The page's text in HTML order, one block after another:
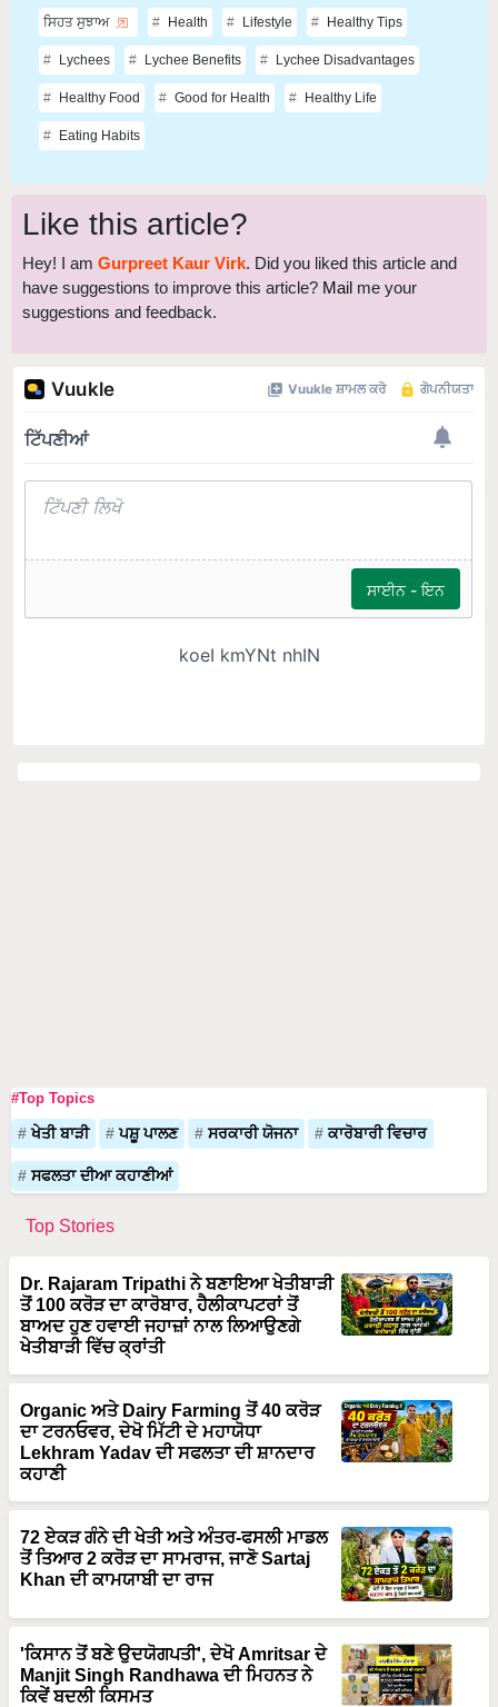
ਸਿਹਤ ਸੁਝਾਅ Health Lifestyle Healthy Tips
Lychees Lychee Benefits Lychee Disadvantages
Healthy Food Good for Health Healthy Life
Eating Habits
Like this article?
Hey! I am Gurpreet Kaur Virk. Did you liked this article and
have suggestions to improve this article? Mail me your
suggestions and feedback.
#Top Topics
ਖੇਤੀ ਬਾੜੀ ਪਸ਼ੂ ਪਾਲਣ ਸਰਕਾਰੀ ਯੋਜਨਾ ਕਾਰੋਬਾਰੀ ਵਿਚਾਰ
ਸਫਲਤਾ ਦੀਆ ਕਹਾਣੀਆਂ
Top Stories
Dr. Rajaram Tripathi ਨੇ ਬਣਾਇਆ ਖੇਤੀਬਾੜੀ
ਤੋਂ 100 ਕਰੋੜ ਦਾ ਕਾਰੋਬਾਰ, ਹੈਲੀਕਾਪਟਰਾਂ ਤੋਂ
ਬਾਅਦ ਹੁਣ ਹਵਾਈ ਜਹਾਜ਼ਾਂ ਨਾਲ ਲਿਆਉਣਗੇ
ਖੇਤੀਬਾੜੀ ਵਿੱਚ ਕ੍ਰਾਂਤੀ
Organic ਅਤੇ Dairy Farming ਤੋਂ 40 ਕਰੋੜ
ਦਾ ਟਰਨਓਵਰ, ਦੇਖੋ ਮਿੱਟੀ ਦੇ ਮਹਾਯੋਧਾ
Lekhram Yadav ਦੀ ਸਫਲਤਾ ਦੀ ਸ਼ਾਨਦਾਰ
ਕਹਾਣੀ
72 ਏਕੜ ਗੰਨੇ ਦੀ ਖੇਤੀ ਅਤੇ ਅੰਤਰ-ਫਸਲੀ ਮਾਡਲ
ਤੋਂ ਤਿਆਰ 2 ਕਰੋੜ ਦਾ ਸਾਮਰਾਜ, ਜਾਣੋ Sartaj
Khan ਦੀ ਕਾਮਯਾਬੀ ਦਾ ਰਾਜ
'ਕਿਸਾਨ ਤੋਂ ਬਣੇ ਉਦਯੋਗਪਤੀ', ਦੇਖੋ Amritsar ਦੇ
Manjit Singh Randhawa ਦੀ ਮਿਹਨਤ ਨੇ
ਕਿਵੇਂ ਬਦਲੀ ਕਿਸਮਤ